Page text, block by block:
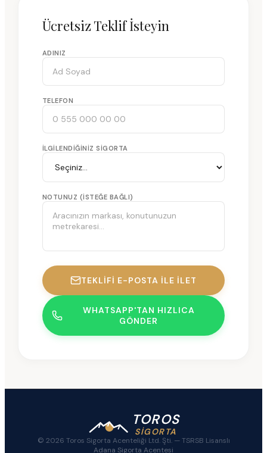
Ücretsiz Teklif İsteyin
ADINIZ
TELEFON
İLGILENDIĞINIZ SIGORTA
NOTUNUZ (ISTEĞE BAĞLI)
TEKLIFI E-POSTA ILE İLET
WHATSAPP'TAN HIZLICA
GÖNDER
TOROS
SİGORTA
© 2026 Toros Sigorta Acenteliği Ltd. Şti. —TSRSB Lisanslı
Adana Sigorta Acentesi